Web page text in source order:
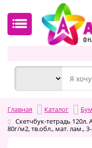
Главная Каталог
Скетчбук-тетрадь
80г/м2, тв.обл., мат. лам.,